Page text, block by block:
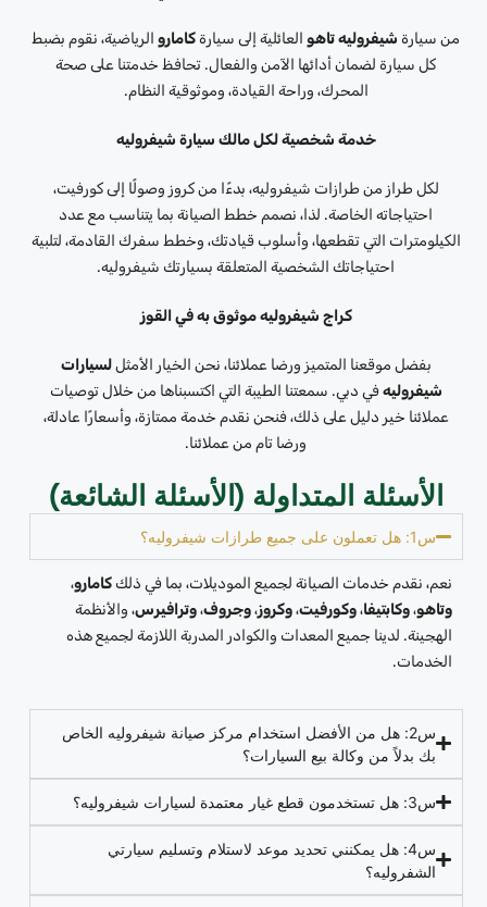
من سيارة شيفروليه تاهو العائلية إلى سيارةكامارو الرياضية، نقوم بضبط
كل سيارة لضمان أدائها الآمن والفعال. تحافظ خدمتنا على صحة
المحرك، وراحة القيادة، وموثوقية النظام.
خدمة شخصية لكل مالك سيارة شيفروليه
لكل طراز من طرازات شيفروليه، بدءًا من كروز وصولًا إلى كورفيت،
احتياجاته الخاصة. لذا، نصمم خطط الصيانة بما يتناسب مع عدد
الكيلومترات التي تقطعها، وأسلوب قيادتك، وخطط سفرك القادمة، لتلبية
احتياجاتك الشخصية المتعلقة بسيارتك شيفروليه.
كراج شيفروليه موثوق به في القوز
بفضل موقعنا المتميز ورضا عملائنا، نحن الخيار الأمثللسيارات
شيفروليهفي دبي. سمعتنا الطيبة التي اكتسبناها من خلال توصيات
عملائنا خير دليل على ذلك، فنحن نقدم خدمة ممتازة، وأسعارًا عادلة،
ورضا تام من عملائنا.
الأسئلة المتداولة (الأسئلة الشائعة)
س1: هل تعملون على جميع طرازات شيفروليه؟
نعم، نقدم خدمات الصيانة لجميع الموديلات، بما في ذلك كامارو،
وتاهو،وكابتيفا،وكورفيت،وكروز،وجروف،وترافيرس، والأنظمة
الهجينة. لدينا جميع المعدات والكوادر المدربة اللازمة لجميع هذه
الخدمات.
س2: هل من الأفضل استخدام مركز صيانة شيفروليه الخاص
بك بدلاً من وكالة بيع السيارات؟
س3: هل تستخدمون قطع غيار معتمدة لسيارات شيفروليه؟
س4: هل يمكنني تحديد موعد لاستلام وتسليم سيارتي
الشفروليه؟